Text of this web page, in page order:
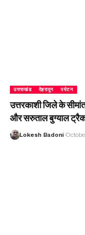
उत्तराखंड देहरादून पर्यटन
उत्तरकाशी जिले के
और सरुताल बुग्याल
Lokesh Badoni